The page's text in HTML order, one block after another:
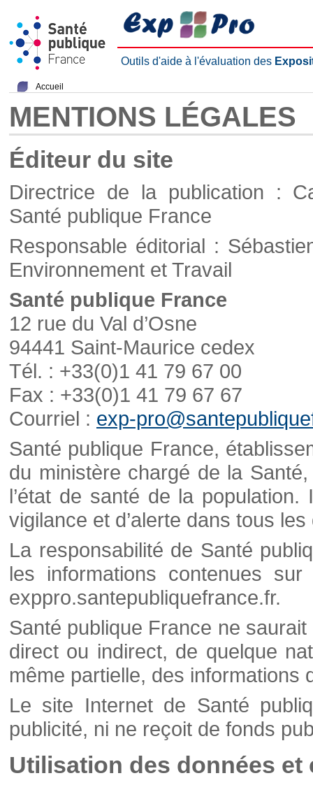
Outils d'aide à l'évaluation des
Accueil
MENTIONS LÉGALES
Éditeur du site
Directrice de la publication :
Santé publique France
Responsable éditorial :
Environnement et Travail
Santé publique France
12 rue du Val d’Osne
94441 Saint-Maurice cedex
Tél. : +33(0)1 41 79 67 00
Fax : +33(0)1 41 79 67 67
Courriel : exp-
Santé publique France,
du ministère chargé de la
l’état de santé de la
vigilance et d’alerte dans tous
La responsabilité de Santé
les informations contenues
exppro.santepubliquefrance.fr.
Santé publique France ne
direct ou indirect, de quelque
même partielle, des informations
Le site Internet de Santé
publicité, ni ne reçoit de fonds
Utilisation des données et